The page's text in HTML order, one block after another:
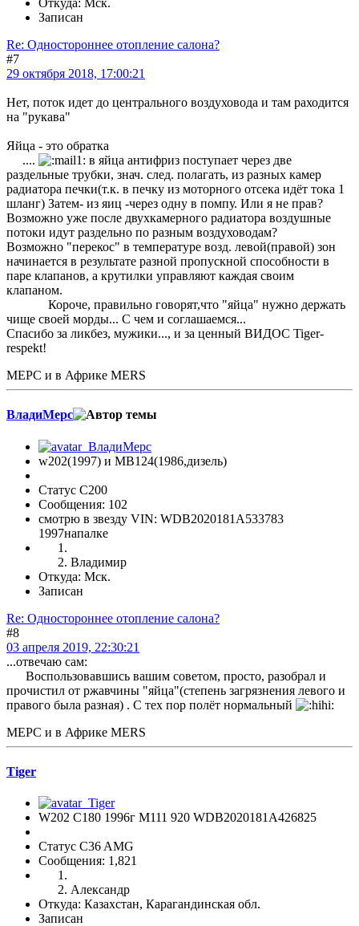
Откуда: Мск.
Записан
Re: Одностороннее отопление салона?
#7
29 октября 2018, 17:00:21
Нет, поток идет до центрального воздуховода и там раходится
на "рукава"
Яйца - это обратка
....
в яйца антифриз поступает через две
раздельные трубки, знач. след. полагать, из разных камер
радиатора печки(т.к. в печку из моторного отсека идёт тока 1
шланг) Затем- из яиц -через одну в помпу. Или я не прав?
Возможно уже после двухкамерного радиатора воздушные
потоки идут раздельно по разным воздуховодам?
Возможно "перекос" в температуре возд. левой(правой) зон
начинается в результате разной пропускной способности в
паре клапанов, а крутилки управляют каждая своим
клапаном.
Короче, правильно говорят,что "яйца" нужно держать
чище своей морды... С чем и соглашаемся...
Спасибо за ликбез, мужики..., и за ценный ВИДОС Tiger-
respekt!
МЕРС и в Африке MERS
ВладиМерс
w202(1997) и МВ124(1986,дизель)
Статус C200
Сообщения: 102
смотрю в звезду VIN: WDB2020181A533783
1997напалке
Владимир
Откуда: Мск.
Записан
Re: Одностороннее отопление салона?
#8
03 апреля 2019, 22:30:21
...отвечаю сам:
Воспользовавшись вашим советом, просто, разобрал и
прочистил от ржавчины "яйца"(степень загрязнения левого и
правого была разная) . С тех пор полёт нормальный
МЕРС и в Африке MERS
Tiger
W202 C180 1996г М111 920 WDB2020181A426825
Статус C36 AMG
Сообщения: 1,821
Александр
Откуда: Казахстан, Карагандинская обл.
Записан